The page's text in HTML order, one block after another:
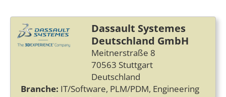
Dassault Systemes
Deutschland GmbH
Meitnerstraße 8
70563 Stuttgart
Deutschland
Branche: IT/Software, PLM/PDM, Engineering